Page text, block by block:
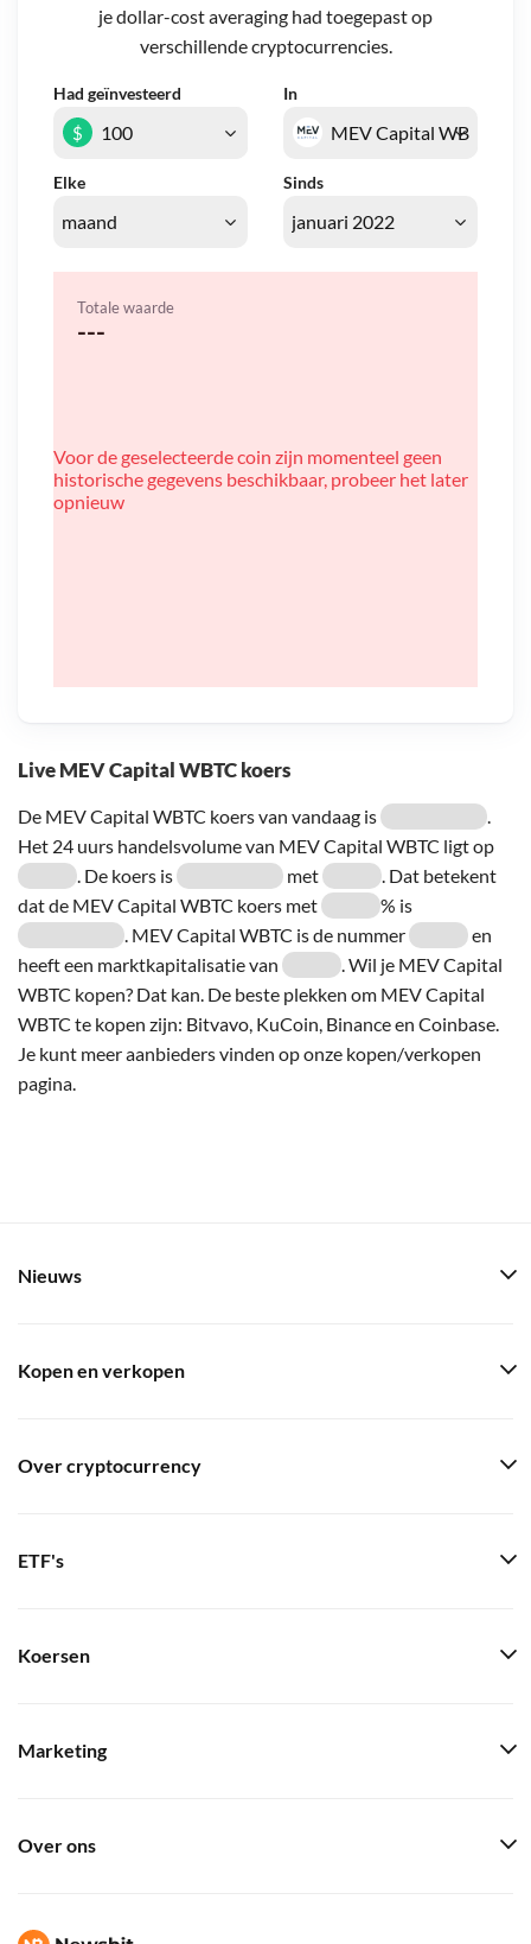
Live MEV Capital WBTC koers
De MEV Capital WBTC koers van vandaag is
.
Het 24 uurs handelsvolume van MEV Capital WBTC ligt op
. De koers is
met
. Dat betekent
dat de MEV Capital WBTC koers met
% is
. MEV Capital WBTC is de nummer
en
heeft een marktkapitalisatie van
. Wil je MEV Capital
WBTC kopen? Dat kan. De beste plekken om MEV Capital
WBTC te kopen zijn: Bitvavo, KuCoin, Binance en Coinbase.
Je kunt meer aanbieders vinden op onze kopen/verkopen
pagina.
je dollar-cost averaging had toegepast op
verschillende cryptocurrencies.
Had geïnvesteerd In
Elke Sinds
$
Totale waarde
---
Voor de geselecteerde coin zijn momenteel geen
historische gegevens beschikbaar, probeer het later
opnieuw
Nieuws
Kopen en verkopen
Over cryptocurrency
ETF's
Koersen
Marketing
Over ons